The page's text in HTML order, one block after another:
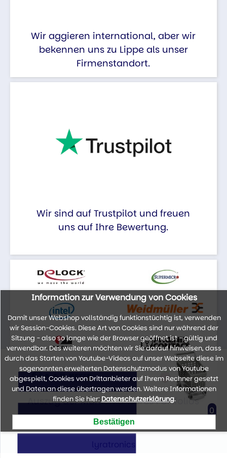
Wir aggieren international, aber wir
bekennen uns zu Lippe als unser
Firmenstandort.
Wir sind auf Trustpilot und freuen
uns auf Ihre Bewertung.
Auszug der Marken unseres Portfolios
Information zur Verwendung von Cookies
Damit unser Webshop vollständig funktionstüchtig ist, verwenden
wir Session-Cookies. Diese Art von Cookies sind nur während der
Sitzung - also so lange wie der Browser geöffnet ist - gültig und
verwendbar. Des weiteren möchten wir Sie darauf hinweisen, dass
durch das Starten von Youtube-Videos auf unser Webseite diese im
sogenannten erweiterten Datenschutzmodus von Youtube
abgespielt, Cookies von Drittanbieter auf Ihrem Rechner gesetzt
und Daten an diese übertragen werden. Weitere Informationen
finden Sie hier: Datenschutzerklärung.
0